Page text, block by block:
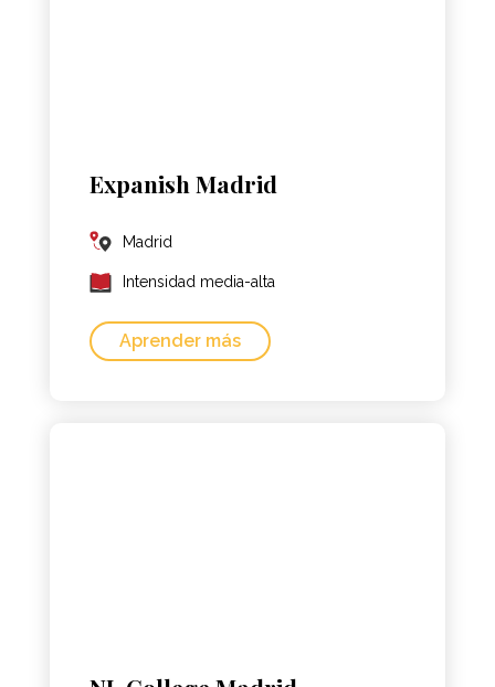
Expanish Madrid
Madrid
Intensidad media-alta
Aprender más